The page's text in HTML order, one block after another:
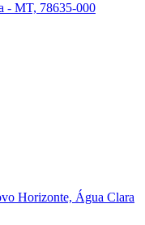
- MT, 78635-000
Horizonte, Água Clara